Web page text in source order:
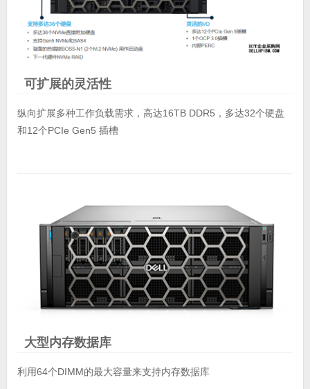
可扩展的灵活性
纵向扩展多种工作负载需求，高达16TB DDR5，多达32个硬盘
和12个PCIe Gen5 插槽
大型内存数据库
利用64个DIMM的最大容量来支持内存数据库